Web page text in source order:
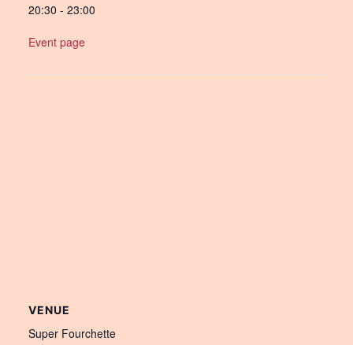
20:30 - 23:00
Event page
VENUE
Super Fourchette